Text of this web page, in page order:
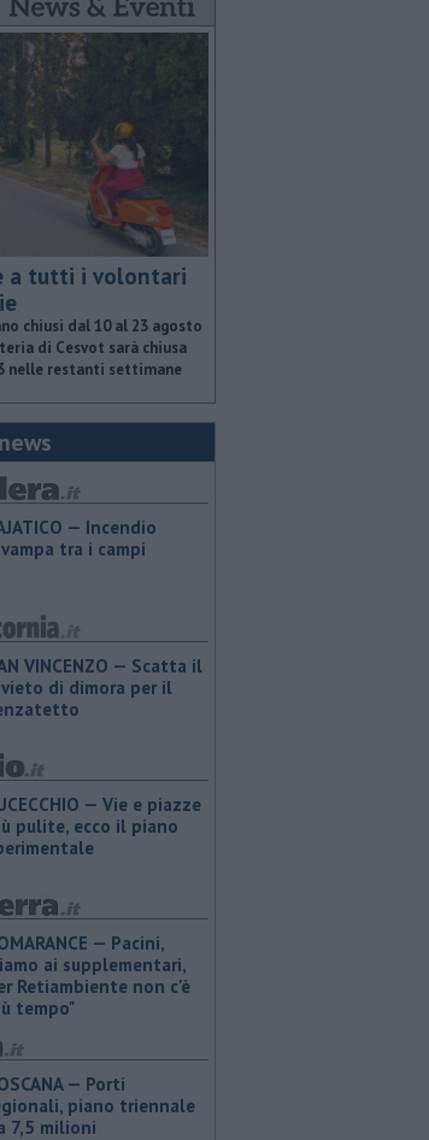
a tutti i volontari
chiusi dal 10 al 23 agosto
di Cesvot sarà chiusa
nelle restanti settimane
— Incendio
tra i campi
VINCENZO — Scatta il
di dimora per il
— Vie e piazze
pulite, ecco il piano
— Pacini,
ai supplementari,
Retiambiente non c'è
tempo"
— Porti
piano triennale
7,5 milioni